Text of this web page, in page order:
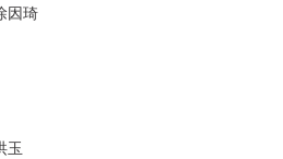
因琦
玉